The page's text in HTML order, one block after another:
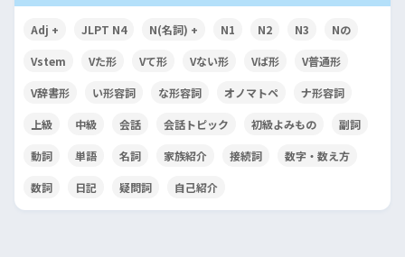
Adj + JLPT N4 N(名詞) + N1 N2 N3 Nの
Vstem Vた形 Vて形 Vない形 Vば形 V普通形
V辞書形 い形容詞 な形容詞 オノマトペ ナ形容詞
上級 中級 会話 会話トピック 初級よみもの 副詞
動詞 単語 名詞 家族紹介 接続詞 数字・数え方
数詞 日記 疑問詞 自己紹介